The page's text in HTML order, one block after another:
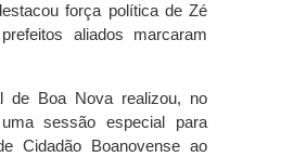
força política de Zé
aliados marcaram
de Boa Nova realizou, no
sessão especial para
Cidadão Boanovense ao